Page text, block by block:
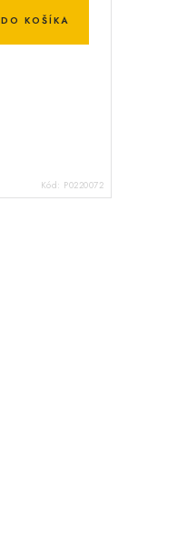
DO KOŠÍKA
Kód: P0220072